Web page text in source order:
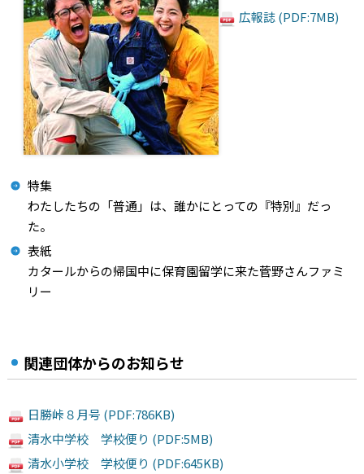
広報誌 (PDF:7MB)
特集
わたしたちの「普通」は、誰かにとっての『特別』だっ
た。
表紙
カタールからの帰国中に保育園留学に来た菅野さんファミ
リー
関連団体からのお知らせ
日勝峠８月号 (PDF:786KB)
清水中学校 学校便り (PDF:5MB)
清水小学校 学校便り (PDF:645KB)